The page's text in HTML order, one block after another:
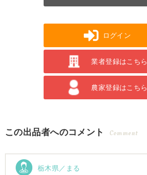
ログイン
業者登録はこちら
農家登録はこちら
この出品者へのコメント Comment
栃木県／まる